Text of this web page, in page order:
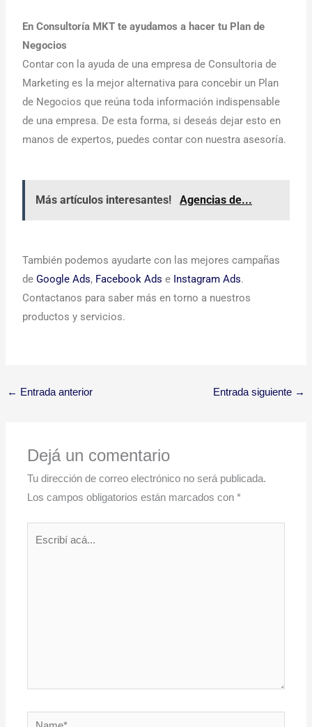
En Consultoría MKT te ayudamos a hacer tu Plan de
Negocios
Contar con la ayuda de una empresa de Consultoria de
Marketing es la mejor alternativa para concebir un Plan
de Negocios que reúna toda información indispensable
de una empresa. De esta forma, si deseás dejar esto en
manos de expertos, puedes contar con nuestra asesoría.
Más artículos interesantes! Agencias de...
También podemos ayudarte con las mejores campañas
deGoogle Ads, Facebook Ads e Instagram Ads.
Contactanos para saber más en torno a nuestros
productos y servicios.
← Entrada anterior Entrada siguiente →
Dejá un comentario
Tu dirección de correo electrónico no será publicada.
Los campos obligatorios están marcados con*
Name*